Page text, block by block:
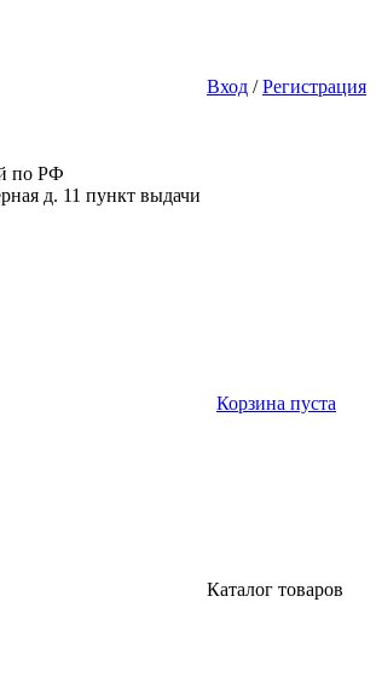
Вход /Регистрация
по РФ
д. 11 пункт выдачи
Корзина пуста
Каталог товаров